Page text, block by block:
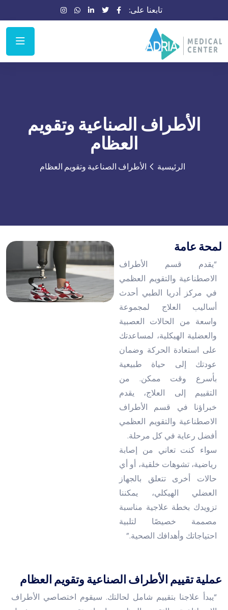
تابعنا على:
الأطراف الصناعية وتقويم
العظام
الرئيسية الأطراف الصناعية وتقويم العظام
لمحة عامة
“يقدم قسم الأطراف
الاصطناعية والتقويم العظمي
في مركز أدريا الطبي أحدث
أساليب العلاج لمجموعة
واسعة من الحالات العصبية
والعضلية الهيكلية، لمساعدتك
على استعادة الحركة وضمان
عودتك إلى حياة طبيعية
بأسرع وقت ممكن. من
التقييم إلى العلاج، يقدم
خبراؤنا في قسم الأطراف
الاصطناعية والتقويم العظمي
أفضل رعاية في كل مرحلة.
سواء كنت تعاني من إصابة
رياضية، تشوهات خلقية، أو أي
حالات أخرى تتعلق بالجهاز
العضلي الهيكلي، يمكننا
تزويدك بخطة علاجية مناسبة
مصممة خصيصًا لتلبية
احتياجاتك وأهدافك الصحية.”
عملية تقييم الأطراف الصناعية وتقويم العظام
“يبدأ علاجنا بتقييم شامل لحالتك. سيقوم اختصاصي الأطراف